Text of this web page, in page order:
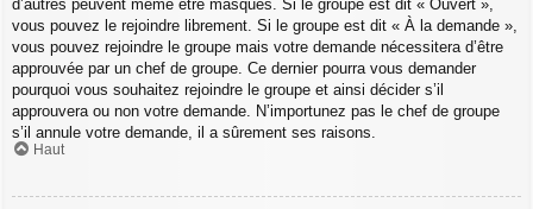
d’autres peuvent même être masqués. Si le groupe est dit « Ouvert »,
vous pouvez le rejoindre librement. Si le groupe est dit « À la demande »,
vous pouvez rejoindre le groupe mais votre demande nécessitera d’être
approuvée par un chef de groupe. Ce dernier pourra vous demander
pourquoi vous souhaitez rejoindre le groupe et ainsi décider s’il
approuvera ou non votre demande. N’importunez pas le chef de groupe
s’il annule votre demande, il a sûrement ses raisons.
Haut